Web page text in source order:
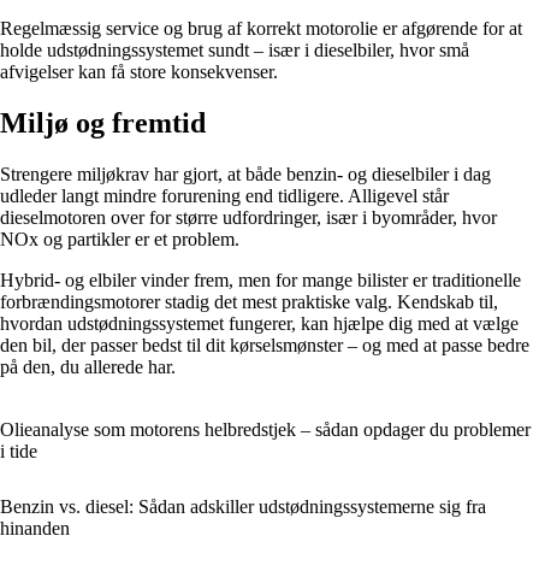
Regelmæssig service og brug af korrekt motorolie er afgørende for at
holde udstødningssystemet sundt – især i dieselbiler, hvor små
afvigelser kan få store konsekvenser.
Miljø og fremtid
Strengere miljøkrav har gjort, at både benzin- og dieselbiler i dag
udleder langt mindre forurening end tidligere. Alligevel står
dieselmotoren over for større udfordringer, især i byområder, hvor
NOx og partikler er et problem.
Hybrid- og elbiler vinder frem, men for mange bilister er traditionelle
forbrændingsmotorer stadig det mest praktiske valg. Kendskab til,
hvordan udstødningssystemet fungerer, kan hjælpe dig med at vælge
den bil, der passer bedst til dit kørselsmønster – og med at passe bedre
på den, du allerede har.
Olieanalyse som motorens helbredstjek – sådan opdager du problemer
i tide
Benzin vs. diesel: Sådan adskiller udstødningssystemerne sig fra
hinanden